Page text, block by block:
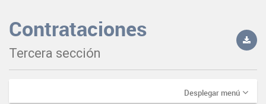
Contrataciones
Tercera sección
Desplegar menú